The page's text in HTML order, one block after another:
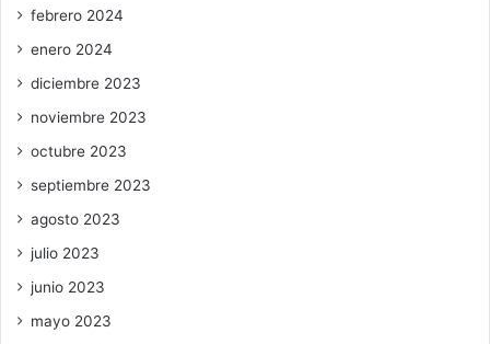
febrero 2024
enero 2024
diciembre 2023
noviembre 2023
octubre 2023
septiembre 2023
agosto 2023
julio 2023
junio 2023
mayo 2023